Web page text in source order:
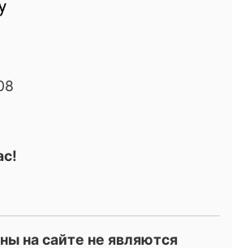
на сайте не являются